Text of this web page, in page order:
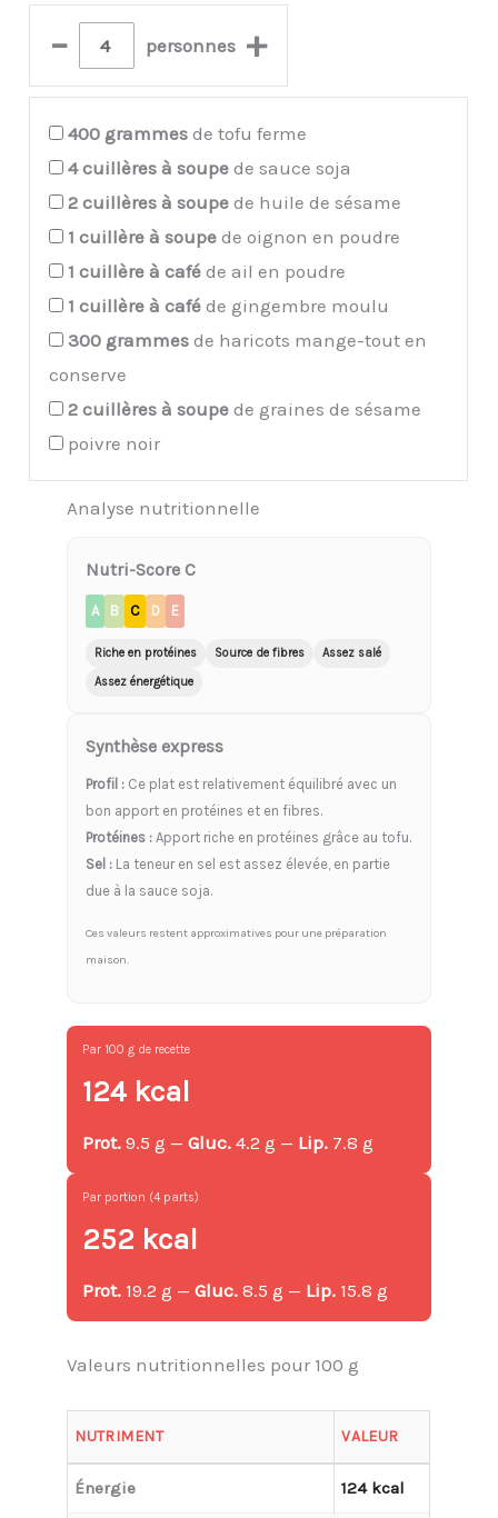
– personnes +
400 grammes de tofu ferme
4 cuillères à soupe de sauce soja
2 cuillères à soupe de huile de sésame
1 cuillère à soupe de oignon en poudre
1 cuillère à café de ail en poudre
1 cuillère à café de gingembre moulu
300 grammes de haricots mange-tout en
conserve
2 cuillères à soupe de graines de sésame
poivre noir
Analyse nutritionnelle
Nutri-Score C
A B C D E
Riche en protéines Source de fibres
Assez salé
Assez énergétique
Synthèse express
Profil : Ce plat est relativement équilibré avec un
bon apport en protéines et en fibres.
Protéines : Apport riche en protéines grâce au tofu.
Sel : La teneur en sel est assez élevée, en partie
due à la sauce soja.
Ces valeurs restent approximatives pour une préparation
maison.
Par 100 g de recette
124 kcal
Prot. 9.5 g —Gluc. 4.2 g — Lip. 7.8 g
Par portion (4 parts)
252 kcal
Prot. 19.2 g —Gluc. 8.5 g — Lip. 15.8 g
Valeurs nutritionnelles pour 100 g
NUTRIMENT VALEUR
Énergie 124 kcal